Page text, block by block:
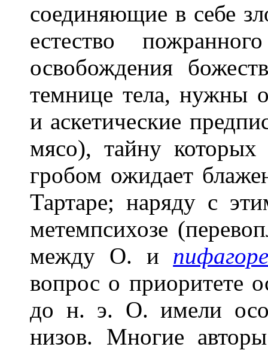
соединяющие в себе
естество
освобождения
темнице тела, нужны
и аскетические
мясо), тайну
гробом ожидает
Тартаре; наряду с
метемпсихозе
между О. и
вопрос о приоритете
до н. э. О. имели
низов. Многие